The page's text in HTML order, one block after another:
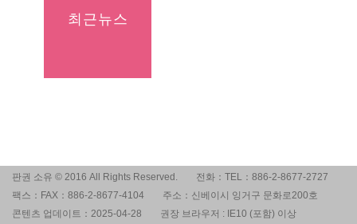
최근뉴스
판권 소유 © 2016 All Rights Reserved.
전화：TEL：886-2-8677-2727
팩스：FAX：886-2-8677-4104
주소：신베이시 잉거구 문화로200호
콘텐츠 업데이트：2025-04-28
권장 브라우저 : IE10 (포함) 이상